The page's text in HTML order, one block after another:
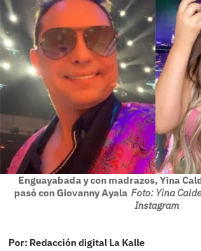
Enguayabada y con madrazos, Yina
pasó con Giovanny Ayala Foto: Yina
Instagram
Por: Redacción digital La Kalle